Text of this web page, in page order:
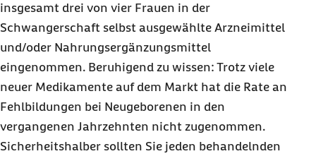
insgesamt drei von vier Frauen in der
Schwangerschaft selbst ausgewählte Arzneimittel
und/oder Nahrungsergänzungsmittel
eingenommen. Beruhigend zu wissen: Trotz viele
neuer Medikamente auf dem Markt hat die Rate an
Fehlbildungen bei Neugeborenen in den
vergangenen Jahrzehnten nicht zugenommen.
Sicherheitshalber sollten Sie jeden behandelnden